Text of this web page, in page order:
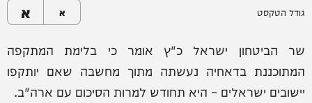
גודל הטקסט א א
שר הביטחון ישראל כ"ץ אומר כי בלימת המתקפה
המתוכננת בדאחיה נעשתה מתוך מחשבה שאם יותקפו
יישובים ישראלים – היא תחודש למרות הסיכום עם ארה"ב.